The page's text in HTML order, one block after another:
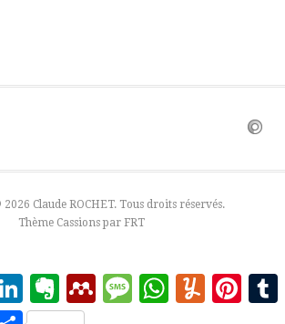
Claude ROCHET. Tous droits réservés.
Thème Cassions par FRT
LinkedInEvernoteMendeleyMessageWhatsAppYummly
Partager